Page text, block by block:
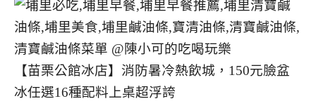
【苗栗公館冰店】消防暑冷熱飲城，150元臉盆
冰任選16種配料上桌超浮誇